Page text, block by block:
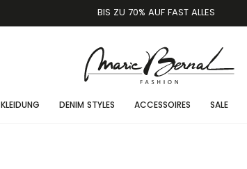
BIS ZU 70% AUF FAST ALLES
KLEIDUNG DENIM STYLES ACCESSOIRES SALE